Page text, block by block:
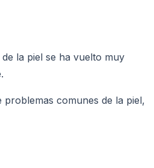
la piel se ha vuelto muy
comunes de la piel,